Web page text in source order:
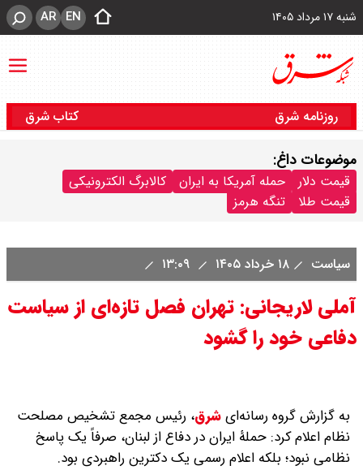
شنبه ۱۷ مرداد ۱۴۰۵ EN
AR
روزنامه شرق کتاب شرق
موضوعات داغ:
قیمت دلار حمله آمریکا به ایران
کالابرگ الکترونیکی
قیمت طلا
تنگه هرمز
سیاست ۱۸ خرداد ۱۴۰۵
آملی لاریجانی: تهران فصل تازه‌ای از سیاست
دفاعی خود را گشود
به گزارش گروه رسانه‌ایشرق، رئیس مجمع تشخیص مصلحت
نظام اعلام کرد: حملۀ ایران در دفاع از لبنان، صرفاً یک پاسخ
نظامی نبود؛ بلکه اعلام رسمی یک دکترین راهبردی بود.